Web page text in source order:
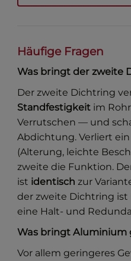
Häufige Fragen
Was bringt der zweite
Der zweite Dichtring
Standfestigkeit im
Verrutschen — und
Abdichtung. Verliert
(Alterung, leichte
zweite die Funktion.
ist identisch zur
der zweite Dichtring ist
eine Halt- und
Was bringt Aluminium
Vor allem geringeres